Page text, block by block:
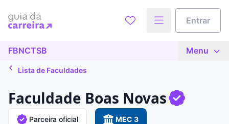
Entrar
FBNCTSB Menu
Lista de Faculdades
Faculdade Boas Novas
Parceira oficial MEC 3